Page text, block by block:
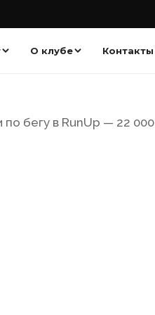
О клубе Контакты
бегу в RunUp — 22 000